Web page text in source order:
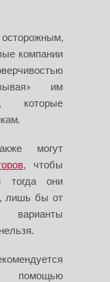
компании
им
которые
могут
, чтобы
тогда они
лишь бы от